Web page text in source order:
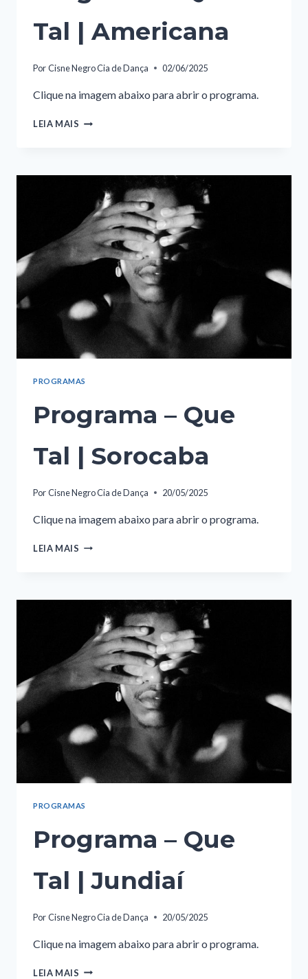
Tal | Americana
PorCisne Negro Cia de Dança 02/06/2025
Clique na imagem abaixo para abrir o programa.
LEIA MAIS PROGRAMA
|
AMERICANA
PROGRAMAS
Programa – Que
Tal | Sorocaba
PorCisne Negro Cia de Dança 20/05/2025
Clique na imagem abaixo para abrir o programa.
LEIA MAIS PROGRAMA
|
SOROCABA
PROGRAMAS
Programa – Que
Tal | Jundiaí
PorCisne Negro Cia de Dança 20/05/2025
Clique na imagem abaixo para abrir o programa.
LEIA MAIS PROGRAMA